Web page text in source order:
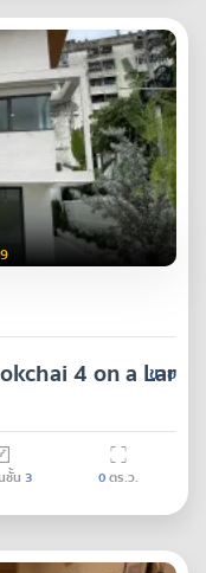
ขาย
4 on a
ชั้น 3 0ตร.ว.